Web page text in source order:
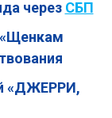
через СБП
«Щенкам
«ДЖЕРРИ,